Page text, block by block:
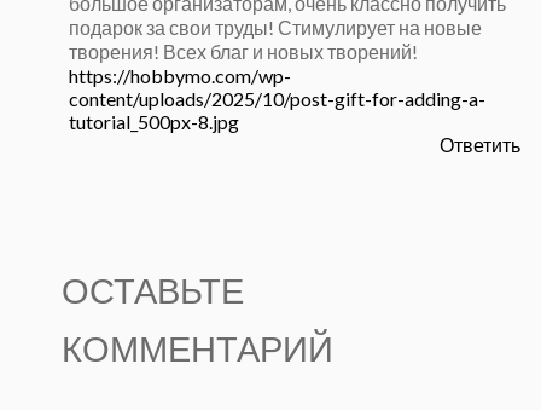
подарок за свои труды! Стимулирует на новые
творения! Всех благ и новых творений!
https://hobbymo.com/wp-
content/uploads/2025/10/post-gift-for-adding-a-
tutorial_500px-8.jpg
Ответить
ОСТАВЬТЕ
КОММЕНТАРИЙ